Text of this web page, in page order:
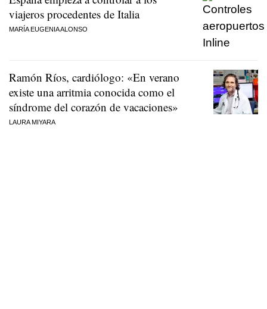
viajeros procedentes de Italia
MARÍA EUGENIA ALONSO
Ramón Ríos, cardiólogo: «En verano
existe una arritmia conocida como el
síndrome del corazón de vacaciones»
LAURA MIYARA